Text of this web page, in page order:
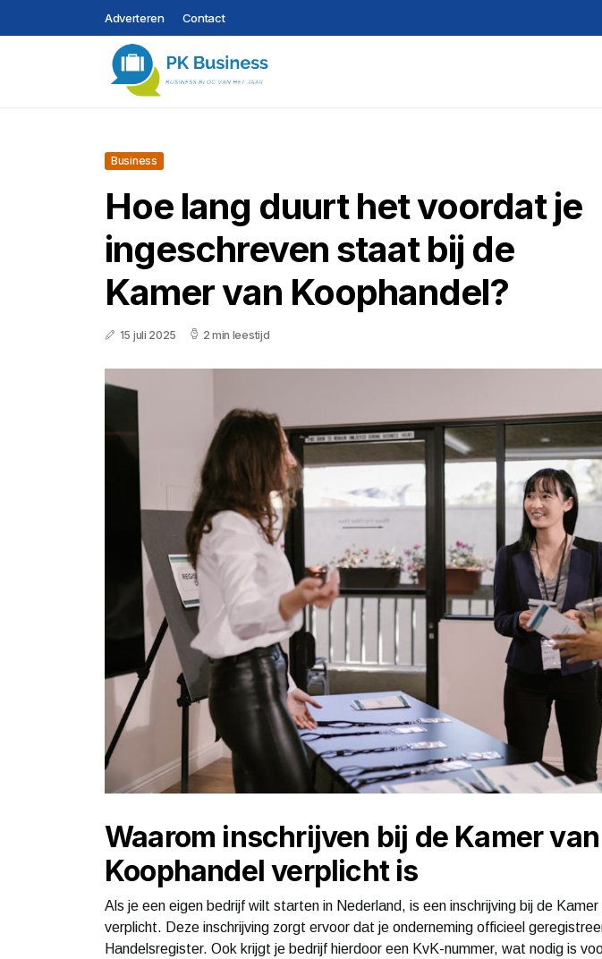
Adverteren Contact
Business
Hoe lang duurt het voordat je
ingeschreven staat bij de
Kamer van Koophandel?
15 juli 2025 2 min leestijd
Waarom inschrijven bij de Kamer van
Koophandel verplicht is
Als je een eigen bedrijf wilt starten in Nederland, is een inschrijving bij de
verplicht. Deze inschrijving zorgt ervoor dat je onderneming officieel
Handelsregister. Ook krijgt je bedrijf hierdoor een KvK-nummer, wat nodig is